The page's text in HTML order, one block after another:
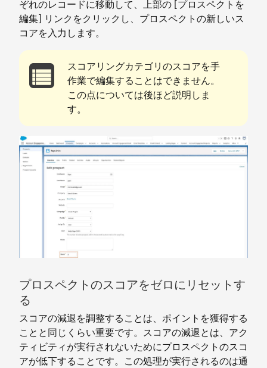
ぞれのレコードに移動して、上部の [プロスペクトを
編集] リンクをクリックし、プロスペクトの新しいス
コアを入力します。
スコアリングカテゴリのスコアを手
作業で編集することはできません。
この点については後ほど説明しま
す。
プロスペクトのスコアをゼロにリセットす
る
スコアの減退を調整することは、ポイントを獲得する
ことと同じくらい重要です。スコアの減退とは、アク
ティビティが実行されないためにプロスペクトのスコ
アが低下することです。この処理が実行されるのは通